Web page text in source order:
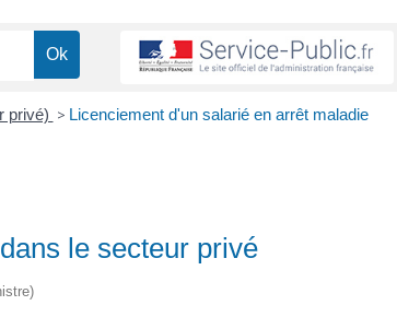
privé) > Licenciement d'un salarié en arrêt maladie
le secteur privé